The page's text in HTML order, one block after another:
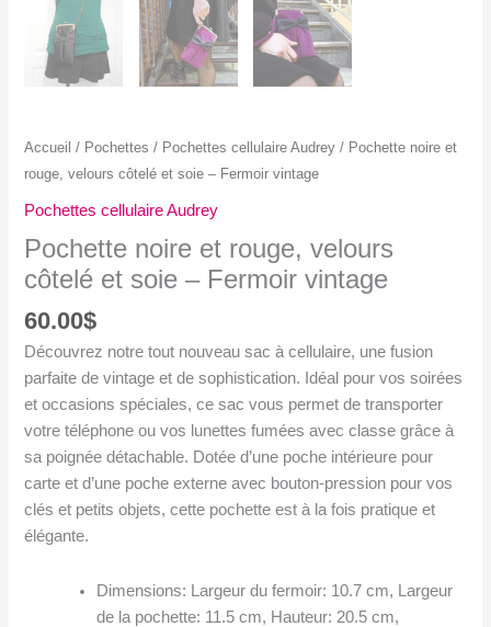
Accueil / Pochettes / Pochettes cellulaire Audrey / Pochette noire et
rouge, velours côtelé et soie – Fermoir vintage
Pochettes cellulaire Audrey
Pochette noire et rouge, velours
côtelé et soie – Fermoir vintage
60.00$
Découvrez notre tout nouveau sac à cellulaire, une fusion
parfaite de vintage et de sophistication. Idéal pour vos soirées
et occasions spéciales, ce sac vous permet de transporter
votre téléphone ou vos lunettes fumées avec classe grâce à
sa poignée détachable. Dotée d’une poche intérieure pour
carte et d’une poche externe avec bouton-pression pour vos
clés et petits objets, cette pochette est à la fois pratique et
élégante.
Dimensions: Largeur du fermoir: 10.7 cm, Largeur
de la pochette: 11.5 cm, Hauteur: 20.5 cm,